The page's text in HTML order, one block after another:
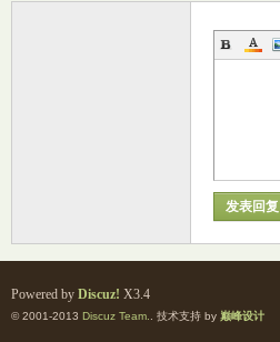
发表回复
Powered by Discuz! X3.4
© 2001-2013 Discuz Team. . 技术支持 by 巅峰设计